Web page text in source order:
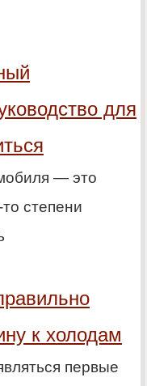
для
— это
степени
к холодам
первые